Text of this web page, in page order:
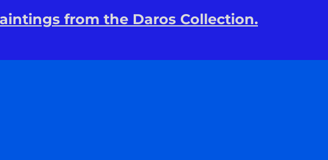
from the Daros Collection.